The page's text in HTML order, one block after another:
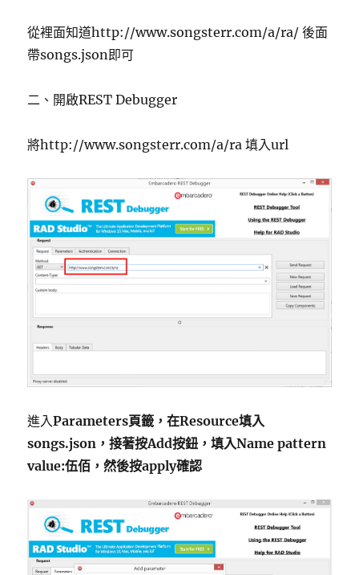
從裡面知道http://www.songsterr.com/a/ra/ 後面
帶songs.json即可
二、開啟REST Debugger
將http://www.songsterr.com/a/ra 填入url
進入Parameters頁籤，在Resource填入
songs.json，接著按Add按鈕，填入Name pattern
value:伍佰，然後按apply確認